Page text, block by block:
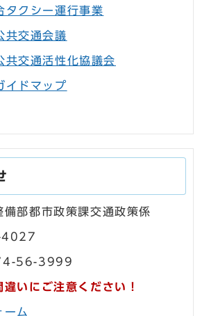
タクシー運行事業
共交通会議
共交通活性化協議会
イドマップ
備部都市政策課交通政策係
4027
56-3999
いにご注意ください！
ーム